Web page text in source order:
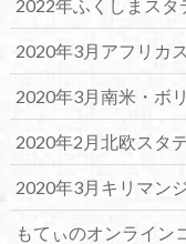
2022年ふくしまスタ
2020年3月アフリカ
2020年3月南米・ボ
2020年2月北欧スタ
2020年3月キリマン
もてぃのオンライン